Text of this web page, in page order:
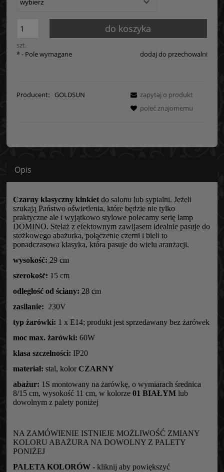
szt.
do koszyka
dodaj do przechowalni
*- Pole wymagane
Producent: GOLDSUN
zapytaj o produkt
poleć znajomemu
Opis
Czarny klasyczny kinkiet do salonu lub sypialni. Jeżeli
szukają Państwo oświetlenia, które będzie nie tylko
praktyczne ale i wyjątkowo stylowe polecamy serię lamp
DOMINO. Stelaż z efektownym zawijasem idealnie pasuje do
stożkowego abażurka, połączenie czerni i bieli to
ponadczasowa klasyka, która pasuje do wielu aranżacji.
wysokość: 29 cm
szerokość: 15 cm
odległość od ściany: 28 cm
zasilanie: 230V
typ żarówki: 1 x E14; produkt jest sprzedawany bez żarówek
moc max. żarówki: 60W
klasa szczelności: IP20
materiał: stal, kolor CZARNY
abażur: 1S montowany na żarówkę, o wymiarach średnica
8/15 cm, wysokość 11 cm, w kolorze 01 BIAŁYM lub
dowolnym z palety poniżej
NA ZAMÓWIENIE ISTNIEJE MOŻLIWOŚĆ ZMIANY
KOLORU ABAŻURA NA DOWOLNY Z PALETY
PONIŻEJ
PALETA KOLORÓW - kliknij aby powiększyć